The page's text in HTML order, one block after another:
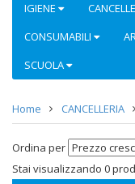
IGIENE
CONSUMABILI
SCUOLA
Home CANCELLERIA
Ordina per
Stai visualizzando 0